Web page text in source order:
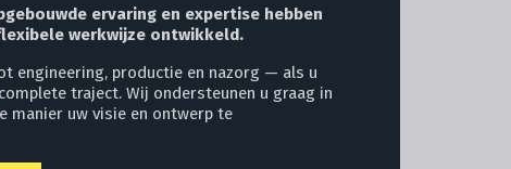
ervaring en expertise hebben
werkwijze ontwikkeld.
engineering, productie en nazorg — als u
traject. Wij ondersteunen u graag in
manier uw visie en ontwerp te